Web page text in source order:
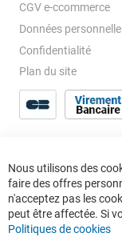
CGV e-ccommerce
Données
Confidentialité
Plan du site
Nous utilisons des
faire des offres
n'acceptez pas les
peut être affectée. Si
Politiques de cookies